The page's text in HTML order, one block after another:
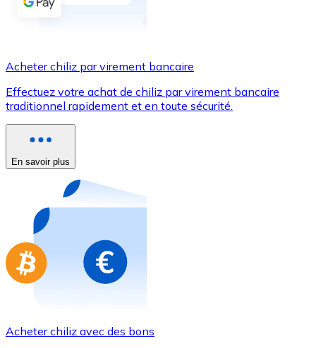
Utilisez les cartes Visa et Mastercard pour acheter
Acheter avec carte
Nouveau
Achetez des cartes-cadeaux de vos marques
Aller à la boutique de cartes-cadeaux
Acheter chiliz par virement bancaire
Effectuez votre achat de chiliz par virement bancaire
traditionnel rapidement et en toute sécurité.
En savoir plus
Acheter chiliz avec des bons